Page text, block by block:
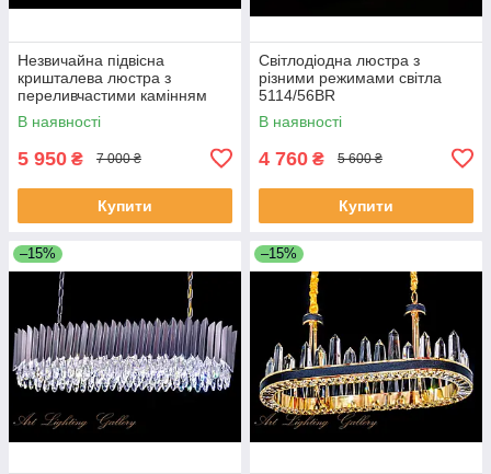
Незвичайна підвісна
кришталева люстра з
переливчастими камінням
J028/500
В наявності
5 950 ₴ 7 000 ₴
Купити
Світлодіодна люстра з
різними режимами світла
5114/56BR
В наявності
4 760 ₴ 5 600 ₴
Купити
–15% –15%